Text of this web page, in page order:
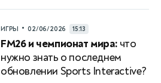
ИГРЫ • 02/06/2026 15:13
FM26 и чемпионат мира: что
нужно знать о последнем
обновлении Sports Interactive?